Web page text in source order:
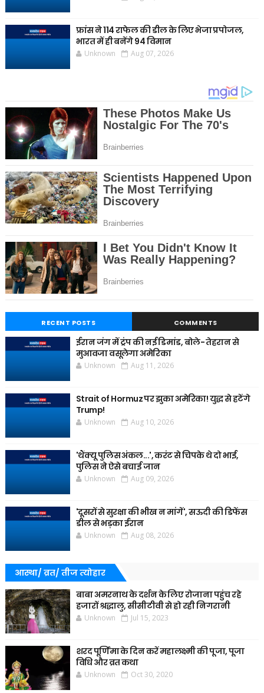
फ्रांस ने 114 राफेल की डील के लिए भेजा प्रपोजल,
भारत में ही बनेंगे 94 विमान
Unknown Aug 07, 2026
RECENT POSTS COMMENTS
ईरान जंग में ट्रंप की नई डिमांड, बोले- तेहरान से
मुआवजा वसूलेगा अमेरिका
Unknown Aug 11, 2026
Strait of Hormuz पर झुका अमेरिका! युद्ध से हटेंगे
Trump!
Unknown Aug 10, 2026
'थैंक्यू पुलिस अंकल...', करंट से चिपके थे दो भाई,
पुलिस ने ऐसे बचाई जान
Unknown Aug 09, 2026
'दूसरों से सुरक्षा की भीख न मांगें', सऊदी की डिफेंस
डील से भड़का ईरान
Unknown Aug 08, 2026
आस्था/ व्रत/ तीज त्‍योहार
बाबा अमरनाथ के दर्शन के लिए रोजाना पहुंच रहे
हजारों श्रद्धालु, सीसीटीवी से हो रही निगरानी
Unknown Jul 15, 2023
शरद पूर्णिमा के दिन करें महालक्ष्मी की पूजा, पूजा
विधि और व्रत कथा
Unknown Oct 30, 2020